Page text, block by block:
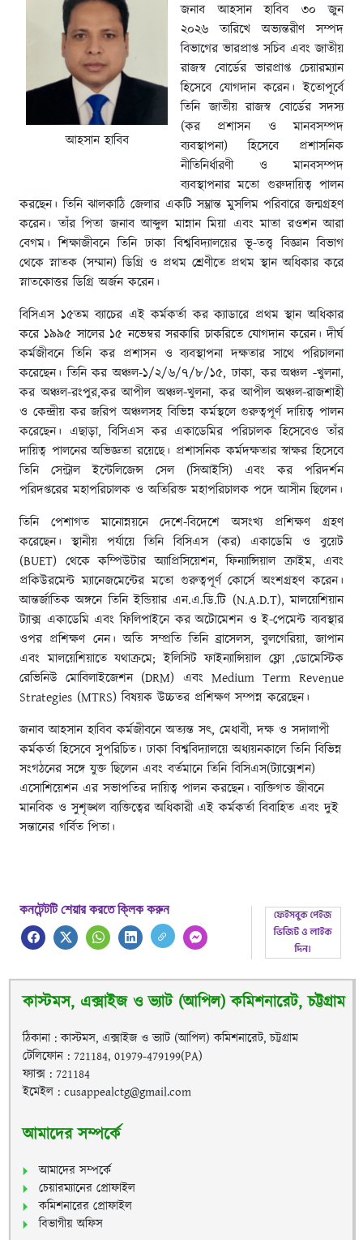
আহসান হাবিব
জনাব আহসান হাবিব ৩০ জুন
২০২৬ তারিখে অভ্যন্তরীণ সম্পদ
বিভাগের ভারপ্রাপ্ত সচিব এবং জাতীয়
রাজস্ব বোর্ডের ভারপ্রাপ্ত চেয়ারম্যান
হিসেবে যোগদান করেন। ইতোপূর্বে
তিনি জাতীয় রাজস্ব বোর্ডের সদস্য
(কর প্রশাসন ও মানবসম্পদ
ব্যবস্থাপনা) হিসেবে প্রশাসনিক
নীতিনির্ধারণী ও মানবসম্পদ
ব্যবস্থাপনার মতো গুরুদায়িত্ব পালন
করছেন। তিনি ঝালকাঠি জেলার একটি সম্ভ্রান্ত মুসলিম পরিবারে জন্মগ্রহণ
করেন। তাঁর পিতা জনাব আব্দুল মান্নান মিয়া এবং মাতা রওশন আরা
বেগম। শিক্ষাজীবনে তিনি ঢাকা বিশ্ববিদ্যালয়ের ভূ-তত্ত্ব বিজ্ঞান বিভাগ
থেকে স্নাতক (সম্মান) ডিগ্রি ও প্রথম শ্রেণীতে প্রথম স্থান অধিকার করে
স্নাতকোত্তর ডিগ্রি অর্জন করেন।
বিসিএস ১৫তম ব্যাচের এই কর্মকর্তা কর ক্যাডারে প্রথম স্থান অধিকার
করে ১৯৯৫ সালের ১৫ নভেম্বর সরকারি চাকরিতে যোগদান করেন। দীর্ঘ
কর্মজীবনে তিনি কর প্রশাসন ও ব্যবস্থাপনা দক্ষতার সাথে পরিচালনা
করেছেন। তিনি কর অঞ্চল-১/২/৬/৭/৮/১৫, ঢাকা, কর অঞ্চল -খুলনা,
কর অঞ্চল-রংপুর,কর আপীল অঞ্চল-খুলনা, কর আপীল অঞ্চল-রাজশাহী
ও কেন্দ্রীয় কর জরিপ অঞ্চলসহ বিভিন্ন কর্মস্থলে গুরুত্বপূর্ণ দায়িত্ব পালন
করেছেন। এছাড়া, বিসিএস কর একাডেমির পরিচালক হিসেবেও তাঁর
দায়িত্ব পালনের অভিজ্ঞতা রয়েছে। প্রশাসনিক কর্মদক্ষতার স্বাক্ষর হিসেবে
তিনি সেন্ট্রাল ইন্টেলিজেন্স সেল (সিআইসি) এবং কর পরিদর্শন
পরিদপ্তরের মহাপরিচালক ও অতিরিক্ত মহাপরিচালক পদে আসীন ছিলেন।
তিনি পেশাগত মানোন্নয়নে দেশে-বিদেশে অসংখ্য প্রশিক্ষণ গ্রহণ
করেছেন। স্থানীয় পর্যায়ে তিনি বিসিএস (কর) একাডেমি ও বুয়েট
(BUET) থেকে কম্পিউটার অ্যাপ্রিসিয়েশন, ফিন্যান্সিয়াল ক্রাইম, এবং
প্রকিউরমেন্ট ম্যানেজমেন্টের মতো গুরুত্বপূর্ণ কোর্সে অংশগ্রহণ করেন।
আন্তর্জাতিক অঙ্গনে তিনি ইন্ডিয়ার এন.এ.ডি.টি (N.A.D.T), মালয়েশিয়ান
ট্যাক্স একাডেমি এবং ফিলিপাইনে কর অটোমেশন ও ই-পেমেন্ট ব্যবস্থার
ওপর প্রশিক্ষণ নেন। অতি সম্প্রতি তিনি ব্রাসেলস, বুলগেরিয়া, জাপান
এবং মালয়েশিয়াতে যথাক্রমে; ইলিসিট ফাইন্যান্সিয়াল ফ্লো ,ডোমেস্টিক
রেভিনিউ মোবিলাইজেশন (DRM) এবং Medium Term Revenue
Strategies (MTRS) বিষয়ক উচ্চতর প্রশিক্ষণ সম্পন্ন করেছেন।
জনাব আহসান হাবিব কর্মজীবনে অত্যন্ত সৎ, মেধাবী, দক্ষ ও সদালাপী
কর্মকর্তা হিসেবে সুপরিচিত। ঢাকা বিশ্ববিদ্যালয়ে অধ্যয়নকালে তিনি বিভিন্ন
সংগঠনের সঙ্গে যুক্ত ছিলেন এবং বর্তমানে তিনি বিসিএস(ট্যাক্সেশন)
এসোশিয়েশন এর সভাপতির দায়িত্ব পালন করছেন। ব্যক্তিগত জীবনে
মানবিক ও সুশৃঙ্খল ব্যক্তিত্বের অধিকারী এই কর্মকর্তা বিবাহিত এবং দুই
সন্তানের গর্বিত পিতা।
কনটেন্টটি শেয়ার করতে ক্লিক করুন
কাস্টমস, এক্সাইজ ও ভ্যাট (আপিল) কমিশনারেট, চট্টগ্রাম
ঠিকানা : কাস্টমস, এক্সাইজ ও ভ্যাট (আপিল) কমিশনারেট, চট্টগ্রাম
টেলিফোন : 721184, 01979-479199(PA)
ফ্যাক্স : 721184
ইমেইল : cusappealctg@gmail.com
আমাদের সম্পর্কে
আমাদের সম্পর্কে
চেয়ারম্যানের প্রোফাইল
কমিশনারের প্রোফাইল
বিভাগীয় অফিস